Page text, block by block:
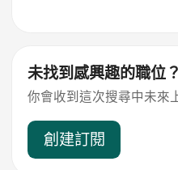
未找到感興趣的職位？
你會收到這次搜尋中未來
創建訂閱